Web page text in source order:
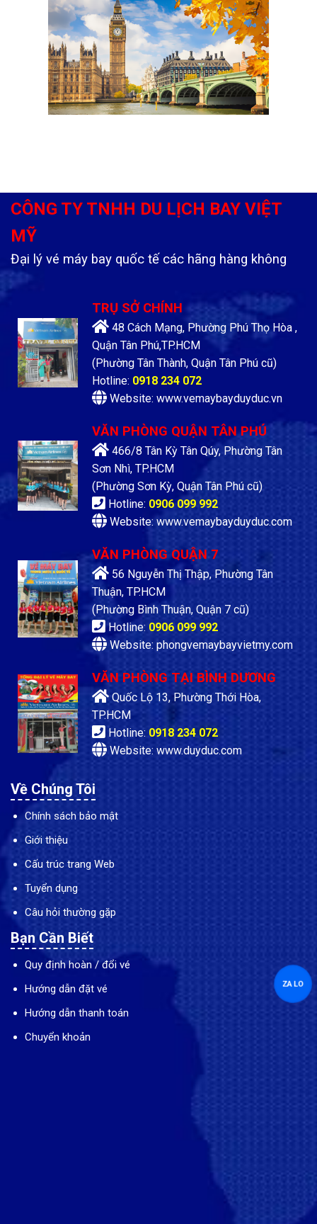
CÔNG TY TNHH DU LỊCH BAY VIỆT
MỸ
Đại lý vé máy bay quốc tế các hãng hàng không
TRỤ SỞ CHÍNH
48 Cách Mạng, Phường Phú Thọ Hòa ,
Quận Tân Phú,TP.HCM
(Phường Tân Thành, Quận Tân Phú cũ)
Hotline: 0918 234 072
Website: www.vemaybayduyduc.vn
VĂN PHÒNG QUẬN TÂN PHÚ
466/8 Tân Kỳ Tân Qúy, Phường Tân
Sơn Nhì, TP.HCM
(Phường Sơn Kỳ, Quận Tân Phú cũ)
Hotline: 0906 099 992
Website: www.vemaybayduyduc.com
VĂN PHÒNG QUẬN 7
56 Nguyễn Thị Thập, Phường Tân
Thuận, TP.HCM
(Phường Bình Thuận, Quận 7 cũ)
Hotline: 0906 099 992
Website: phongvemaybayvietmy.com
VĂN PHÒNG TẠI BÌNH DƯƠNG
Quốc Lộ 13, Phường Thới Hòa,
TP.HCM
Hotline: 0918 234 072
Website: www.duyduc.com
Về Chúng Tôi
Chính sách bảo mật
Giới thiệu
Cấu trúc trang Web
Tuyển dụng
Câu hỏi thường gặp
Bạn Cần Biết
Quy định hoàn / đổi vé
Hướng dẫn đặt vé
Hướng dẫn thanh toán
Chuyển khoản
ZALO